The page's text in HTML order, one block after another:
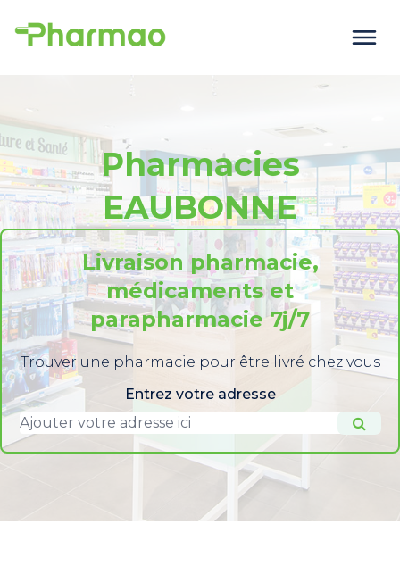
Pharmacies
EAUBONNE
Livraison pharmacie,
médicaments et
parapharmacie 7j/7
Trouver une pharmacie pour être livré chez vous
Entrez votre adresse